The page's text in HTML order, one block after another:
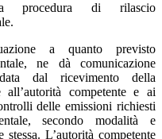
procedura di rilascio
a quanto previsto
ne dà comunicazione
dal ricevimento della
all’autorità competente e ai
delle emissioni richiesti
secondo modalità e
L’autorità competente